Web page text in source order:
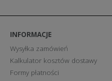
INFORMACJE
Wysyłka zamówień
Kalkulator kosztów dostawy
Formy płatności